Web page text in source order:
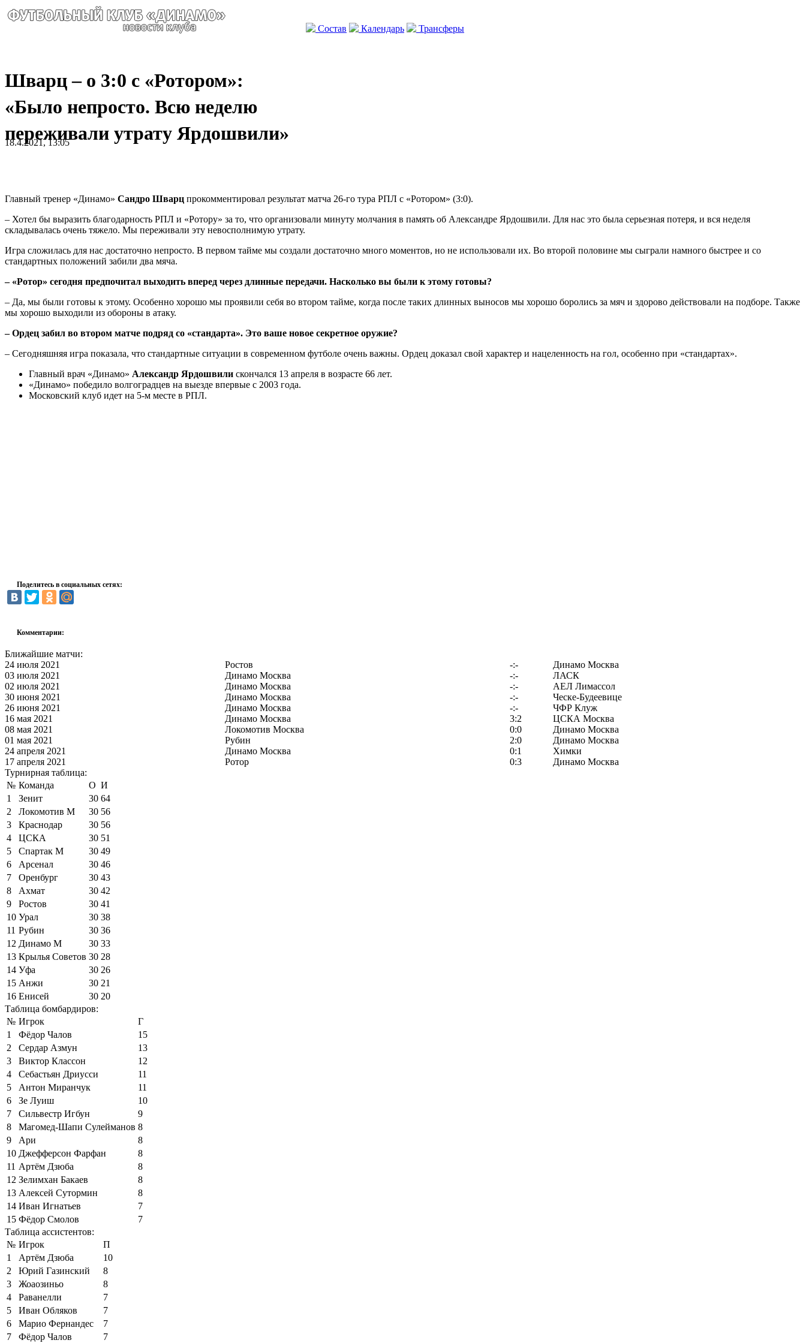
Состав Календарь Трансферы
Шварц – о 3:0 с «Ротором»:
«Было непросто. Всю неделю
переживали утрату Ярдошвили»
18.4.2021, 13:05
Главный тренер «Динамо» Сандро Шварц прокомментировал результат матча 26-го тура РПЛ с «Ротором» (3:0).
– Хотел бы выразить благодарность РПЛ и «Ротору» за то, что организовали минуту молчания в память об Александре Ярдошвили. Для нас это была серьeзная потеря, и вся неделя
складывалась очень тяжело. Мы переживали эту невосполнимую утрату.
Игра сложилась для нас достаточно непросто. В первом тайме мы создали достаточно много моментов, но не использовали их. Во второй половине мы сыграли намного быстрее и со
стандартных положений забили два мяча.
– «Ротор» сегодня предпочитал выходить вперeд через длинные передачи. Насколько вы были к этому готовы?
– Да, мы были готовы к этому. Особенно хорошо мы проявили себя во втором тайме, когда после таких длинных выносов мы хорошо боролись за мяч и здорово действовали на подборе. Также
мы хорошо выходили из обороны в атаку.
– Ордец забил во втором матче подряд со «стандарта». Это ваше новое секретное оружие?
– Сегодняшняя игра показала, что стандартные ситуации в современном футболе очень важны. Ордец доказал свой характер и нацеленность на гол, особенно при «стандартах».
Главный врач «Динамо» Александр Ярдошвили скончался 13 апреля в возрасте 66 лет.
«Динамо» победило волгоградцев на выезде впервые с 2003 года.
Московский клуб идет на 5-м месте в РПЛ.
Поделитесь в социальных сетях:
Комментарии:
Ближайшие матчи:
24 июля 2021
Ростов -:-
Динамо Москва
03 июля 2021
Динамо Москва -:-
ЛАСК
02 июля 2021
Динамо Москва -:-
АЕЛ Лимаcсол
30 июня 2021
Динамо Москва -:-
Ческе-Будеевице
26 июня 2021
Динамо Москва -:-
ЧФР Клуж
16 мая 2021
Динамо Москва 3:2
ЦСКА Москва
08 мая 2021
Локомотив Москва 0:0
Динамо Москва
01 мая 2021
Рубин 2:0
Динамо Москва
24 апреля 2021
Динамо Москва 0:1
Химки
17 апреля 2021
Ротор 0:3
Динамо Москва
Турнирная таблица:
№ Команда О И
1
Зенит 30 64
2
Локомотив М 30 56
3
Краснодар 30 56
4
ЦСКА 30 51
5
Спартак М 30 49
6
Арсенал 30 46
7
Оренбург 30 43
8
Ахмат 30 42
9
Ростов 30 41
10 Урал 30 38
11 Рубин 30 36
12 Динамо М 30 33
13 Крылья Советов 30 28
14 Уфа 30 26
15 Анжи 30 21
16 Енисей 30 20
Таблица бомбардиров:
№ Игрок
Г
1
Фёдор Чалов
15
2
Сердар Азмун
13
3
Виктор Классон
12
4
Себастьян Дриусси
11
5
Антон Миранчук
11
6
Зе Луиш
10
7
Сильвестр Игбун
9
8
Магомед-Шапи Сулейманов 8
9
Ари
8
10 Джефферсон Фарфан
8
11 Артём Дзюба
8
12 Зелимхан Бакаев
8
13 Алексей Сутормин
8
14 Иван Игнатьев
7
15 Фёдор Смолов
7
Таблица ассистентов:
№ Игрок
П
1
Артём Дзюба
10
2
Юрий Газинский
8
3
Жоаозиньо
8
4
Раванелли
7
5
Иван Обляков
7
6
Марио Фернандес
7
7
Фёдор Чалов
7